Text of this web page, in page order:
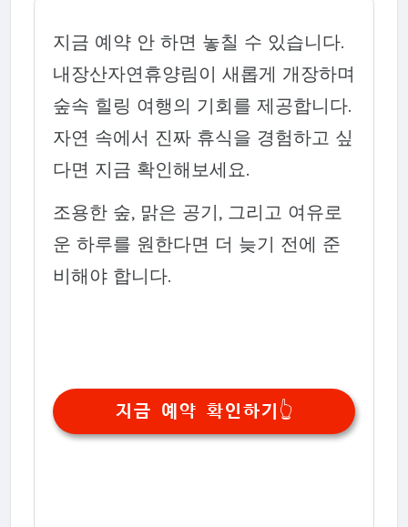
지금 예약 안 하면 놓칠 수 있습니다.
내장산자연휴양림이 새롭게 개장하며
숲속 힐링 여행의 기회를 제공합니다.
자연 속에서 진짜 휴식을 경험하고 싶
다면 지금 확인해보세요.
조용한 숲, 맑은 공기, 그리고 여유로
운 하루를 원한다면 더 늦기 전에 준
비해야 합니다.
지금 예약 확인하기👆